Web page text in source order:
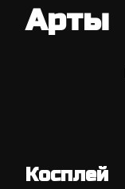
Арты
Косплей